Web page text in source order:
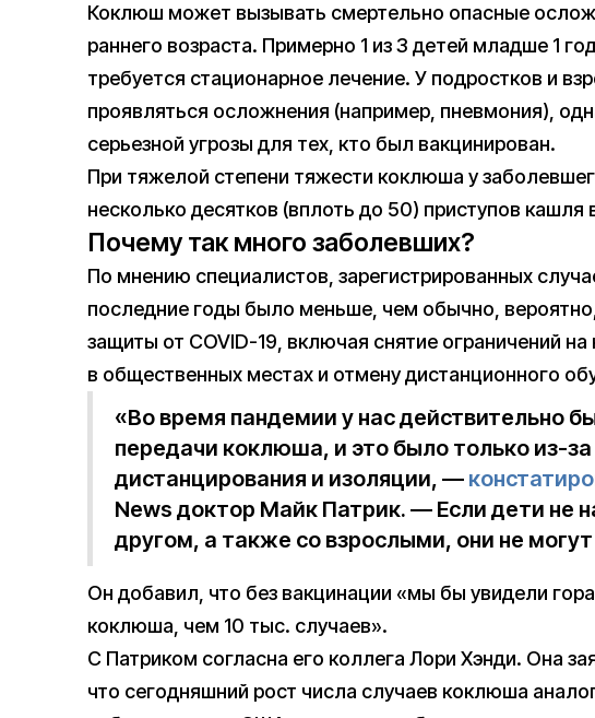
Коклюш может вызывать смертельно опасные
раннего возраста. Примерно 1 из 3 детей младше 1
требуется стационарное лечение. У подростков и
проявляться осложнения (например, пневмония),
серьезной угрозы для тех, кто был вакцинирован.
При тяжелой степени тяжести коклюша у
несколько десятков (вплоть до 50) приступов кашля
Почему так много заболевших?
По мнению специалистов, зарегистрированных
последние годы было меньше, чем обычно,
защиты от COVID-19, включая снятие ограничений
в общественных местах и отмену дистанционного
«Во время пандемии у нас действительно
передачи коклюша, и это было только из-
дистанцирования и изоляции, —
News доктор Майк Патрик. — Если дети не
другом, а также со взрослыми, они не
Он добавил, что без вакцинации «мы бы увидели
коклюша, чем 10 тыс. случаев».
С Патриком согласна его коллега Лори Хэнди. Она
что сегодняшний рост числа случаев коклюша